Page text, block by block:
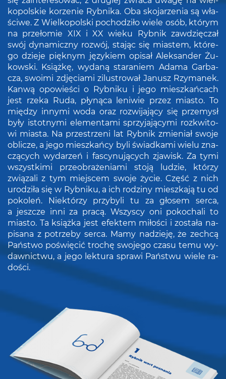
ko­pol­skie ko­rze­nie Ryb­ni­ka. Oba sko­ja­rze­nia są wła­
ści­we. Z Wiel­ko­pol­ski po­cho­dzi­ło wiele osób, któ­rym
na prze­ło­mie XIX i XX wieku Ryb­nik za­wdzię­czał
swój dy­na­micz­ny roz­wój, sta­jąc się mia­stem, któ­re­
go dzie­je pięk­nym ję­zy­kiem opi­sał Alek­san­der Żu­
kow­ski. Książ­kę, wy­da­ną sta­ra­niem Adama Gar­ba­
cza, swo­imi zdję­cia­mi zi­lu­stro­wał Ja­nusz Rzy­ma­nek.
Kanwą opo­wie­ści o Ryb­ni­ku i jego miesz­kań­cach
jest rzeka Ruda, pły­ną­ca le­ni­wie przez mia­sto. To
mię­dzy in­ny­mi woda oraz roz­wi­ja­ją­cy się prze­mysł
były istot­ny­mi ele­men­ta­mi sprzy­ja­ją­cy­mi roz­kwi­to­
wi mia­sta. Na prze­strze­ni lat Ryb­nik zmie­niał swoje
ob­li­cze, a jego miesz­kań­cy byli świad­ka­mi wielu zna­
czą­cych wy­da­rzeń i fa­scy­nu­ją­cych zja­wisk. Za tymi
wszyst­ki­mi prze­obra­że­nia­mi stoją lu­dzie, któ­rzy
zwią­za­li z tym miej­scem swoje życie. Część z nich
uro­dzi­ła się w Ryb­ni­ku, a ich ro­dzi­ny miesz­ka­ją tu od
po­ko­leń. Nie­któ­rzy przy­by­li tu za gło­sem serca,
a jesz­cze inni za pracą. Wszy­scy oni po­ko­cha­li to
mia­sto. Ta książ­ka jest efek­tem mi­ło­ści i zo­sta­ła na­
pi­sa­na z po­trze­by serca. Mamy na­dzie­ję, że ze­chcą
Pań­stwo po­świę­cić tro­chę swo­je­go czasu temu wy­
daw­nic­twu, a jego lek­tu­ra spra­wi Pań­stwu wiele ra­
do­ści.